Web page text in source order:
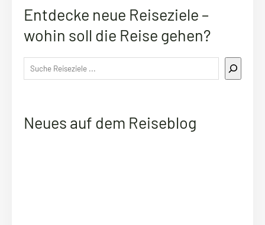
Entdecke neue Reiseziele –
wohin soll die Reise gehen?
Neues auf dem Reiseblog